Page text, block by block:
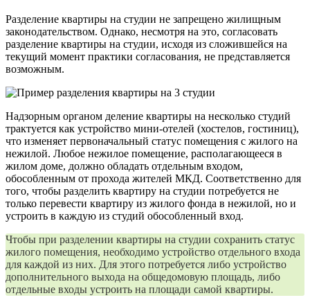
Разделение квартиры на студии не запрещено жилищным
законодательством. Однако, несмотря на это, согласовать
разделение квартиры на студии, исходя из сложившейся на
текущий момент практики согласования, не представляется
возможным.
Надзорным органом деление квартиры на несколько студий
трактуется как устройство мини-отелей (хостелов, гостиниц),
что изменяет первоначальный статус помещения с жилого на
нежилой. Любое нежилое помещение, располагающееся в
жилом доме, должно обладать отдельным входом,
обособленным от прохода жителей МКД. Соответственно для
того, чтобы разделить квартиру на студии потребуется не
только перевести квартиру из жилого фонда в нежилой, но и
устроить в каждую из студий обособленный вход.
Чтобы при разделении квартиры на студии сохранить статус
жилого помещения, необходимо устройство отдельного входа
для каждой из них. Для этого потребуется либо устройство
дополнительного выхода на общедомовую площадь, либо
отдельные входы устроить на площади самой квартиры.